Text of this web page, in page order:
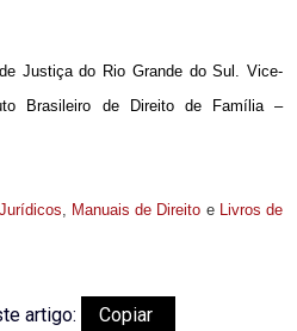
Justiça do Rio Grande do Sul. Vice-
Brasileiro de Direito de Família –
Manuais de Direito e
Livros de
artigo: Copiar